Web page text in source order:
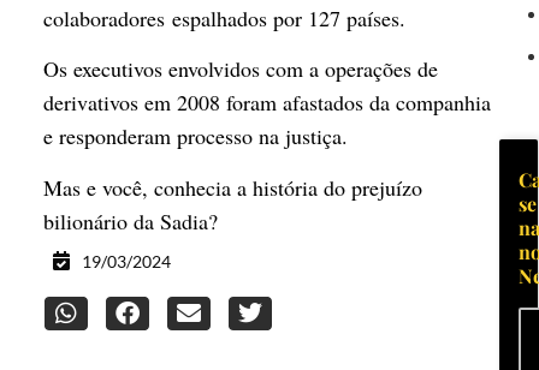
colaboradores espalhados por 127 países.
Os executivos envolvidos com a operações de
derivativos em 2008 foram afastados da companhia
e responderam processo na justiça.
Mas e você, conhecia a história do prejuízo
bilionário da Sadia?
19/03/2024
se
na